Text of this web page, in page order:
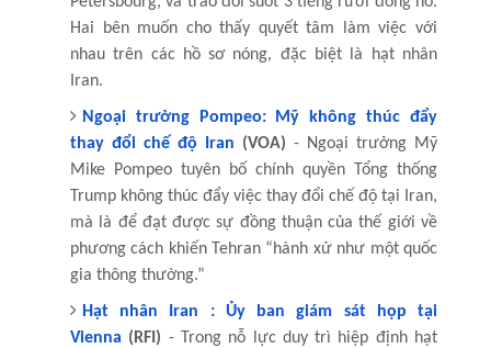
Hai bên muốn cho thấy quyết tâm làm việc với
nhau trên các hồ sơ nóng, đặc biệt là hạt nhân
Iran.
Ngoại trưởng Pompeo: Mỹ không thúc đẩy
thay đổi chế độ Iran (VOA)- Ngoại trưởng Mỹ
Mike Pompeo tuyên bố chính quyền Tổng thống
Trump không thúc đẩy việc thay đổi chế độ tại Iran,
mà là để đạt được sự đồng thuận của thế giới về
phương cách khiến Tehran “hành xử như một quốc
gia thông thường.”
Hạt nhân Iran : Ủy ban giám sát họp tại
Vienna (RFI) - Trong nỗ lực duy trì hiệp định hạt